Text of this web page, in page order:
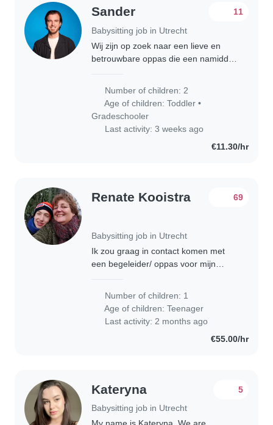
Sander
Babysitting job in Utrecht
11
Wij zijn op zoek naar een lieve en
betrouwbare oppas die een namiddag
nieuwsgierige..
Number of children: 2
Age of children:Toddler •
Gradeschooler
Last activity: 3 weeks ago
€11.30/hr
Renate Kooistra
Babysitting job in Utrecht
69
Ik zou graag in contact komen met
een begeleider/ oppas voor mijn
830 uur - ma t/m vr van 1515-1830
uur - wo ochtend..
Number of children: 1
Age of children:Teenager
Last activity: 2 months ago
€55.00/hr
Kateryna
Babysitting job in Utrecht
5